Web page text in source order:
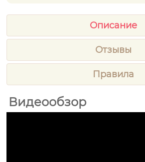
Описание
Отзывы
Правила
Видеообзор